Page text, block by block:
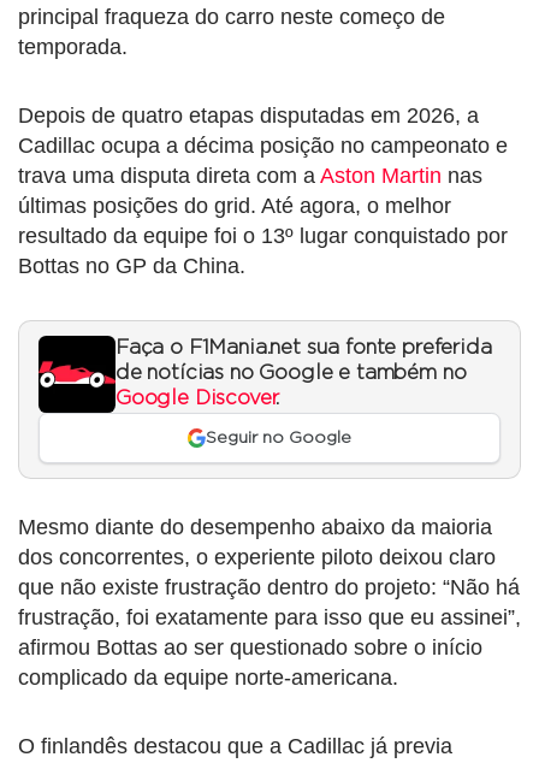
principal fraqueza do carro neste começo de
temporada.
Depois de quatro etapas disputadas em 2026, a
Cadillac ocupa a décima posição no campeonato e
trava uma disputa direta com a Aston Martin nas
últimas posições do grid. Até agora, o melhor
resultado da equipe foi o 13º lugar conquistado por
Bottas no GP da China.
Faça o F1Mania.net sua fonte preferida
de notícias no Google e também no
Google Discover.
Seguir no Google
Mesmo diante do desempenho abaixo da maioria
dos concorrentes, o experiente piloto deixou claro
que não existe frustração dentro do projeto: “Não há
frustração, foi exatamente para isso que eu assinei”,
afirmou Bottas ao ser questionado sobre o início
complicado da equipe norte-americana.
O finlandês destacou que a Cadillac já previa